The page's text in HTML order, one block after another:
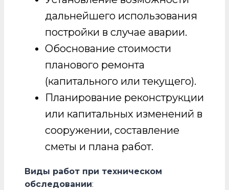
дальнейшего использования
постройки в случае аварии.
Обоснование стоимости
планового ремонта
(капитального или текущего).
Планирование реконструкции
или капитальных изменений в
сооружении, составление
сметы и плана работ.
Виды работ при техническом
обследовании: